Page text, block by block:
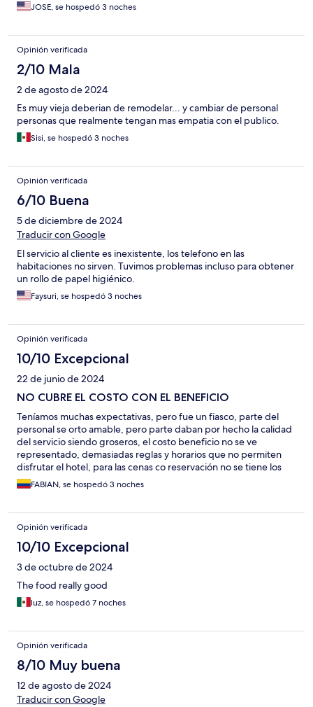
JOSE, se hospedó 3 noches
Opinión verificada
2/10 Mala
2 de agosto de 2024
Es muy vieja deberian de remodelar... y cambiar de personal
personas que realmente tengan mas empatia con el publico.
Sisi, se hospedó 3 noches
Opinión verificada
6/10 Buena
5 de diciembre de 2024
Traducir con Google
El servicio al cliente es inexistente, los telefono en las
habitaciones no sirven. Tuvimos problemas incluso para obtener
un rollo de papel higiénico.
Faysuri, se hospedó 3 noches
Opinión verificada
10/10 Excepcional
22 de junio de 2024
NO CUBRE EL COSTO CON EL BENEFICIO
Teníamos muchas expectativas, pero fue un fiasco, parte del
personal se orto amable, pero parte daban por hecho la calidad
del servicio siendo groseros, el costo beneficio no se ve
representado, demasiadas reglas y horarios que no permiten
disfrutar el hotel, para las cenas co reservación no se tiene los
suficiente cupos para todos los huéspedes, siempre había
gente que quedaba por fuera, y el primer día uno no tenía
hacían muy temprano,
FABIAN, se hospedó 3 noches
Opinión verificada
10/10 Excepcional
3 de octubre de 2024
The food really good
luz, se hospedó 7 noches
Opinión verificada
8/10 Muy buena
12 de agosto de 2024
Traducir con Google